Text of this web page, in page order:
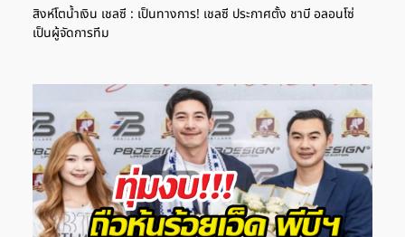
สิงห์โตน้ำเงิน เชลซี : เป็นทางการ! เชลซี ประกาศตั้ง ชาบี อลอนโซ่
เป็นผู้จัดการทีม